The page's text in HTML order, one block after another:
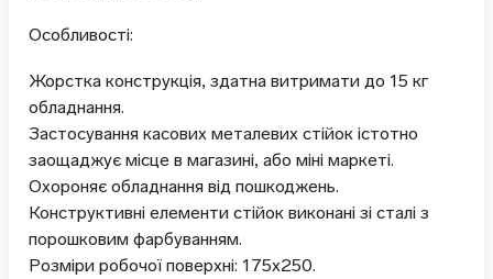
Особливості:
Жорстка конструкція, здатна витримати до 15 кг
обладнання.
Застосування касових металевих стійок істотно
заощаджує місце в магазині, або міні маркеті.
Охороняє обладнання від пошкоджень.
Конструктивні елементи стійок виконані зі сталі з
порошковим фарбуванням.
Розміри робочої поверхні: 175х250.